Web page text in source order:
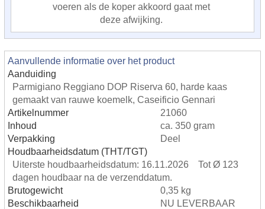
voeren als de koper akkoord gaat met
deze afwijking.
Aanvullende informatie over het product
Aanduiding
Parmigiano Reggiano DOP Riserva 60, harde kaas
gemaakt van rauwe koemelk, Caseificio Gennari
Artikelnummer
21060
Inhoud
ca. 350 gram
Verpakking
Deel
Houdbaarheidsdatum (THT/TGT)
Uiterste houdbaarheidsdatum: 16.11.2026 Tot Ø 123
dagen houdbaar na de verzenddatum.
Brutogewicht
0,35 kg
Beschikbaarheid
NU LEVERBAAR